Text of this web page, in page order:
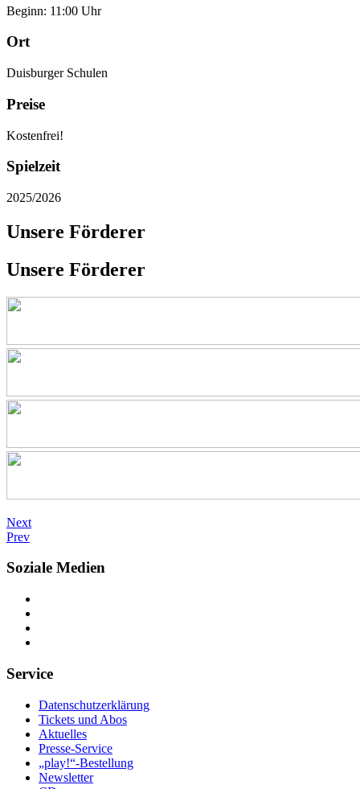
Beginn: 11:00 Uhr
Ort
Duisburger Schulen
Preise
Kostenfrei!
Spielzeit
2025/2026
Unsere Förderer
Unsere Förderer
Next
Prev
Soziale Medien
Service
Datenschutzerklärung
Tickets und Abos
Aktuelles
Presse-Service
„play!“-Bestellung
Newsletter